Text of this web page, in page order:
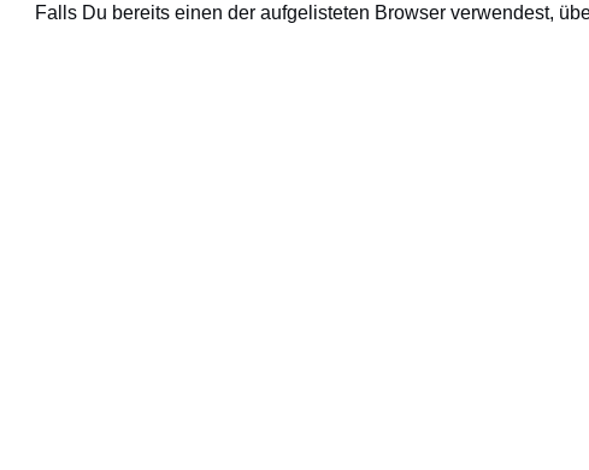
Falls Du bereits einen der aufgelisteten Browser verwendest,